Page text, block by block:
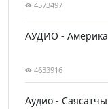
4573497
АУДИО -
4633916
Аудио -